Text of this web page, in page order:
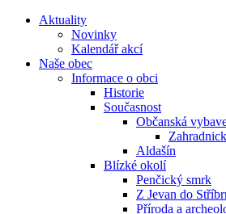
Aktuality
Novinky
Kalendář akcí
Naše obec
Informace o obci
Historie
Současnost
Občanská
Aldašín
Blízké okolí
Penčický smrk
Z Jevan do
Příroda a